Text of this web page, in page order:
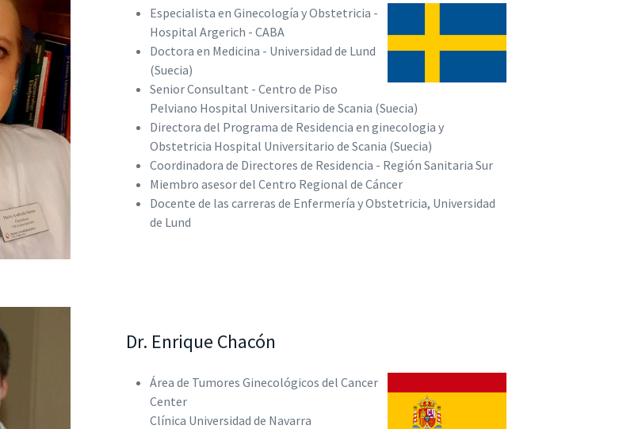
Especialista en Ginecología y Obstetricia -
Hospital Argerich - CABA
Doctora en Medicina - Universidad de Lund
(Suecia)
Senior Consultant - Centro de Piso
Pelviano Hospital Universitario de Scania (Suecia)
Directora del Programa de Residencia en ginecologia y
Obstetricia Hospital Universitario de Scania (Suecia)
Coordinadora de Directores de Residencia - Región Sanitaria Sur
Miembro asesor del Centro Regional de Cáncer
Docente de las carreras de Enfermería y Obstetricia, Universidad
de Lund
Dr. Enrique Chacón
Área de Tumores Ginecológicos del Cancer
Center
Clínica Universidad de Navarra